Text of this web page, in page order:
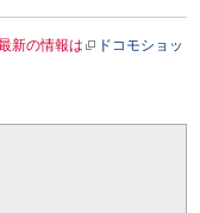
新の情報は
ドコモショッ